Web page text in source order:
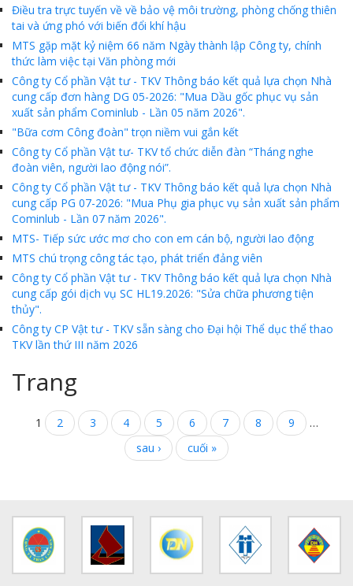
Bản tin số 358- Vinacomin news
COMINLUB - TỰ HÀO CHẶNG ĐƯỜNG 25 NĂM
MTS - Gặp mặt cán bộ ngành than vùng Cẩm Phả
TKV đẩy mạnh lộ trình tái cơ cấu
MTS - GIỚI THIỆU SẢN PHẨM COMINLUB HFS
MTS - ĐẢM BẢO CHẤT LƯỢNG VẬT TƯ NGÀNH MỎ
MTS: 60 NĂM TIÊN PHONG KIẾN TẠO GIÁ TRỊ BỀN VỮNG
Video quy trình Bỏ phiếu Bầu cử sắp tới
MTS: KHÁNH THÀNH CỬA HÀNG XĂNG DẦU CẨM PHẢ
MTS: 5 NĂM - TỪ ĐẠI HỘI ĐẾN ĐẠI HỘI
Cominlub: Dấu ấn 20 năm 12/11 (1997-2017)
MTS: Công nghệ hiện đại - Kết nối thông minh
MTS: Sự kiện nổi bật trong tháng 3
Tuổi trẻ MTS: "Tâm sáng với việc, tận tụy với nghề" góp sức xây dựng công ty phát triển bền vững
Điều tra trực tuyến về về bảo vệ môi trường, phòng chống thiên
tai và ứng phó với biến đổi khí hậu
MTS gặp mặt kỷ niệm 66 năm Ngày thành lập Công ty, chính
thức làm việc tại Văn phòng mới
Công ty Cổ phần Vật tư - TKV Thông báo kết quả lựa chọn Nhà
cung cấp đơn hàng DG 05-2026: "Mua Dầu gốc phục vụ sản
xuất sản phẩm Cominlub - Lần 05 năm 2026".
"Bữa cơm Công đoàn" trọn niềm vui gắn kết
Công ty Cổ phần Vật tư- TKV tổ chức diễn đàn “Tháng nghe
đoàn viên, người lao động nói”.
Công ty Cổ phần Vật tư - TKV Thông báo kết quả lựa chọn Nhà
cung cấp PG 07-2026: "Mua Phụ gia phục vụ sản xuất sản phẩm
Cominlub - Lần 07 năm 2026".
MTS- Tiếp sức ước mơ cho con em cán bộ, người lao động
MTS chú trọng công tác tạo, phát triển đảng viên
Công ty Cổ phần Vật tư - TKV Thông báo kết quả lựa chọn Nhà
cung cấp gói dịch vụ SC HL19.2026: "Sửa chữa phương tiện
thủy".
Công ty CP Vật tư - TKV sẵn sàng cho Đại hội Thể dục thể thao
TKV lần thứ III năm 2026
Trang
1 2 3 4 5 6 7 8 9
…
sau ›
cuối »